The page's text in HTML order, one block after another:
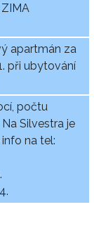
apartmán za
při ubytování
počtu
Silvestra je
na tel: